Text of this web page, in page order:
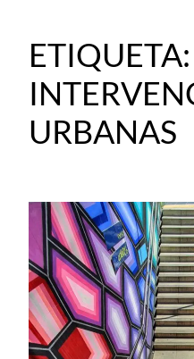
ETIQUETA:
URBANAS